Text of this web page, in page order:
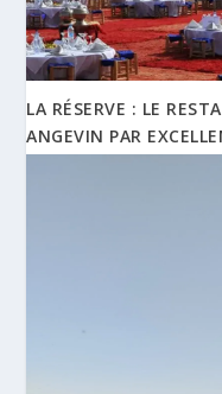
LA RÉSERVE : LE
ANGEVIN PAR